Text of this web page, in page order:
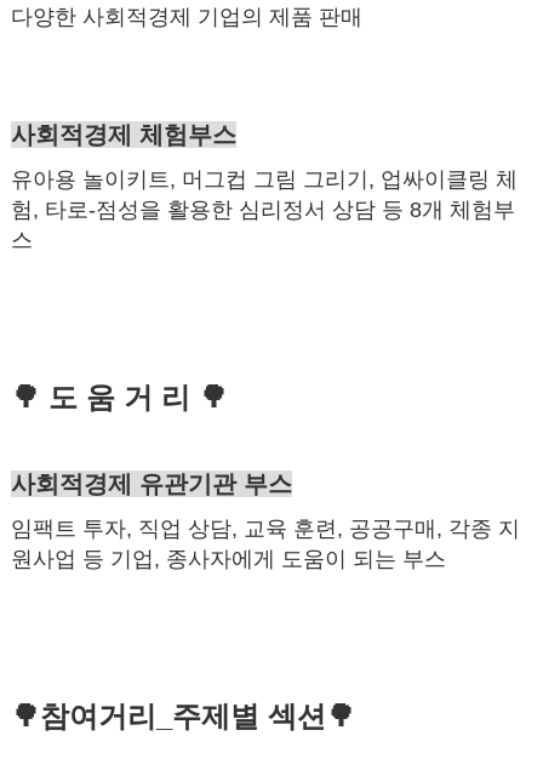
다양한 사회적경제 기업의 제품 판매
사회적경제 체험부스
유아용 놀이키트, 머그컵 그림 그리기, 업싸이클링 체
험, 타로-점성을 활용한 심리정서 상담 등 8개 체험부
스
🌳 도 움 거 리 🌳
사회적경제 유관기관 부스
임팩트 투자, 직업 상담, 교육 훈련, 공공구매, 각종 지
원사업 등 기업, 종사자에게 도움이 되는 부스
🌳참여거리_주제별 섹션🌳